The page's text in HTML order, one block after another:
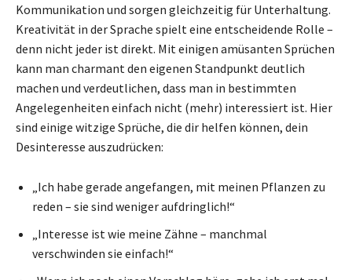
Kommunikation und sorgen gleichzeitig für Unterhaltung.
Kreativität in der Sprache spielt eine entscheidende Rolle –
denn nicht jeder ist direkt. Mit einigen amüsanten Sprüchen
kann man charmant den eigenen Standpunkt deutlich
machen und verdeutlichen, dass man in bestimmten
Angelegenheiten einfach nicht (mehr) interessiert ist. Hier
sind einige witzige Sprüche, die dir helfen können, dein
Desinteresse auszudrücken:
„Ich habe gerade angefangen, mit meinen Pflanzen zu
reden – sie sind weniger aufdringlich!“
„Interesse ist wie meine Zähne – manchmal
verschwinden sie einfach!“